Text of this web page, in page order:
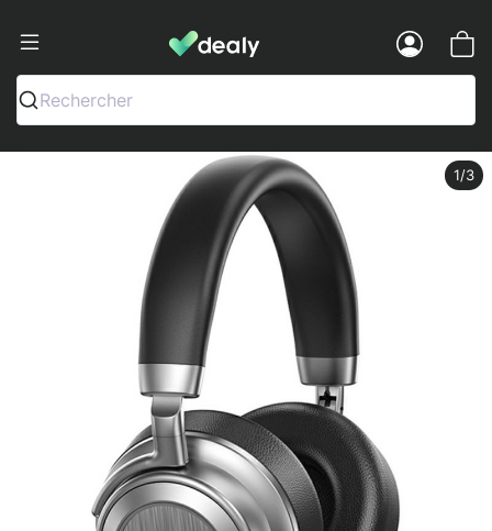
Dealy - Fundas y accesorios para
Rechercher
1/3